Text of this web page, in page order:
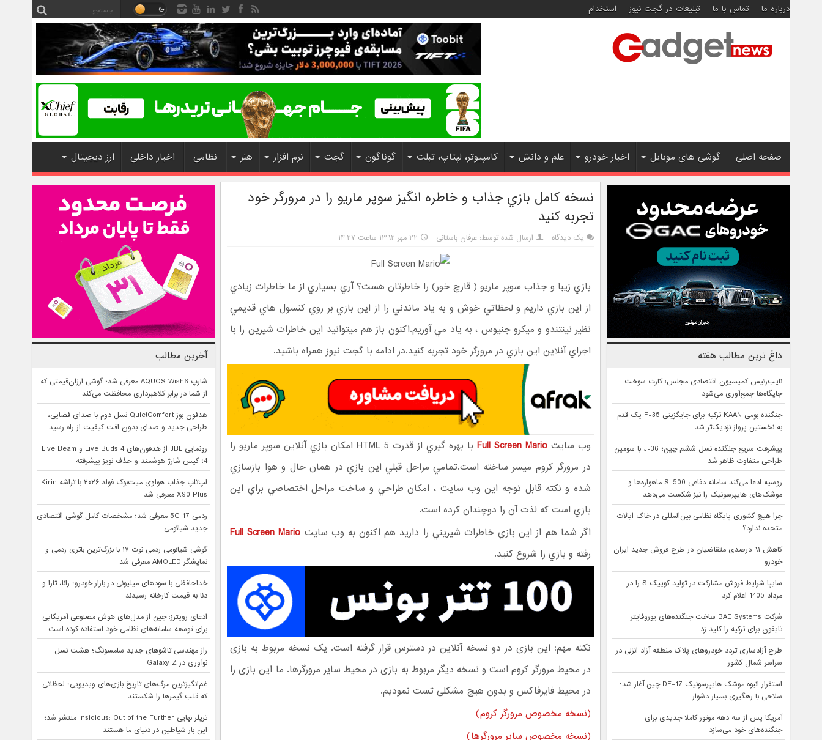
درباره ما تماس با ما تبلیغات در گجت نیوز استخدام
صفحه اصلی گوشی های موبایل اخبار خودرو علم و دانش کامپیوتر، لپتاپ، تبلت گوناگون گجت نرم افزار هنر نظامی اخبار داخلی ارز دیجیتال
نسخه کامل بازي جذاب و خاطره انگيز سوپر ماريو را در مرورگر خود
تجربه کنيد
یک دیدگاه ارسال شده توسط: عرفان باستانی ۲۲ مهر ۱۳۹۲ ساعت ۱۴:۲۷
بازي زيبا و جذاب سوپر ماريو ( قارچ خور) را خاطرتان هست؟ آري بسياري از ما خاطرات زيادي
از اين بازي داريم و لحظاتي خوش و به ياد ماندني را از اين بازي بر روي کنسول هاي قديمي
نظير نينتندو و ميکرو جنيوس ، به ياد مي آوريم.اکنون باز هم ميتوانيد اين خاطرات شيرين را با
اجراي آنلاين اين بازي در مرورگر خود تجربه کنيد.در ادامه با گجت نيوز همراه باشيد.
وب سايت Full Screen Mario
با بهره گيري از قدرت HTML 5 امکان بازي آنلاين سوپر ماريو را
در مرورگر کروم ميسر ساخته است.تمامي مراحل قبلي اين بازي در همان حال و هوا بازسازي
شده و نکته قابل توجه اين وب سايت ، امکان طراحي و ساخت مراحل اختصاصي براي اين
بازي است که لذت آن را دوچندان کرده است.
اگر شما هم از اين بازي خاطرات شيريني را داريد هم اکنون به وب سايت Full Screen Mario
رفته و بازي را شروع کنيد.
نکته مهم: این بازی در دو نسخه آنلاین در دسترس قرار گرفته است. یک نسخه مربوط به بازی
در محیط مرورگر کروم است و نسخه دیگر مربوط به بازی در محیط سایر مرورگرها. ما این بازی را
در محیط فایرفاکس و بدون هیچ مشکلی تست نمودیم.
(نسخه مخصوص مرورگر کروم)
(نسخه مخصوص سایر مرورگرها)
داغ ترین مطالب هفته
نایب‌رئیس کمیسیون اقتصادی مجلس: کارت سوخت
جایگاه‌ها جمع‌آوری می‌شود
جنگنده بومی KAAN ترکیه برای جایگزینی F-35 یک قدم
به نخستین پرواز نزدیک‌تر شد
پیشرفت سریع جنگنده نسل ششم چین؛ J-36 با سومین
طراحی متفاوت ظاهر شد
روسیه ادعا می‌کند سامانه دفاعی S-500 ماهواره‌ها و
موشک‌های هایپرسونیک را نیز شکست می‌دهد
چرا هیچ کشوری پایگاه نظامی بین‌المللی در خاک ایالات
متحده ندارد؟
کاهش ۹۱ درصدی متقاضیان در طرح فروش جدید ایران
خودرو
سایپا شرایط فروش مشارکت در تولید کوییک S را در
مرداد 1405 اعلام کرد
شرکت BAE Systems ساخت جنگنده‌های یوروفایتر
تایفون برای ترکیه را کلید زد
طرح آزادسازی تردد خودروهای پلاک منطقه آزاد انزلی در
سراسر شمال کشور
استقرار انبوه موشک هایپرسونیک DF-17 چین آغاز شد؛
سلاحی با رهگیری بسیار دشوار
آمریکا پس از سه دهه موتور کاملا جدیدی برای
جنگنده‌های خود می‌سازد
آخرین مطالب
شارپ AQUOS Wish6 معرفی شد؛ گوشی ارزان‌قیمتی که
از شما در برابر کلاهبرداری محافظت می‌کند
هدفون بوز QuietComfort نسل دوم با صدای فضایی،
طراحی جدید و صدای بدون افت کیفیت از راه رسید
رونمایی JBL از هدفون‌های Live Buds 4 و Live Beam
4؛ کیس شارژ هوشمند و حذف نویز پیشرفته
لپ‌تاپ جذاب هواوی میت‌بوک فولد ۲۰۲۶ با تراشه Kirin
X90 Plus معرفی شد
ردمی 17 5G معرفی شد؛ مشخصات کامل گوشی اقتصادی
جدید شیائومی
گوشی شیائومی ردمی نوت ۱۷ با بزرگ‌ترین باتری ردمی و
نمایشگر AMOLED معرفی شد
خداحافظی با سودهای میلیونی در بازار خودرو؛ رانا، تارا و
دنا به قیمت کارخانه رسیدند
ادعای رویترز: چین از مدل‌های هوش مصنوعی آمریکایی
برای توسعه سامانه‌های نظامی خود استفاده کرده است
راز مهندسی تاشوهای جدید سامسونگ؛ هشت نسل
نوآوری در Galaxy Z
غم‌انگیزترین مرگ‌های تاریخ بازی‌های ویدیویی؛ لحظاتی
که قلب گیمرها را شکستند
تریلر نهایی Insidious: Out of the Further منتشر شد؛
این بار شیاطین در دنیای ما هستند!